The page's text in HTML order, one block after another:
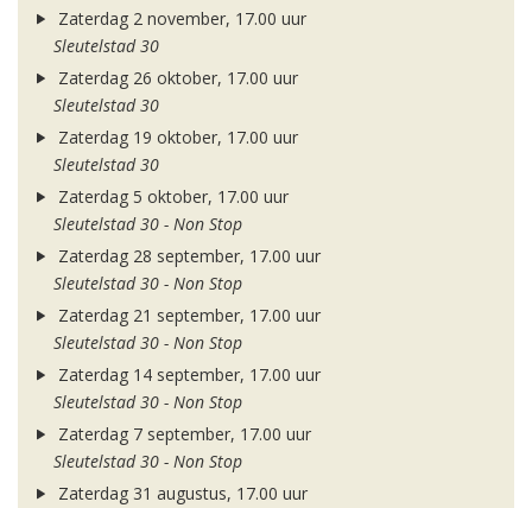
Zaterdag 2 november, 17.00 uur
Sleutelstad 30
Zaterdag 26 oktober, 17.00 uur
Sleutelstad 30
Zaterdag 19 oktober, 17.00 uur
Sleutelstad 30
Zaterdag 5 oktober, 17.00 uur
Sleutelstad 30 - Non Stop
Zaterdag 28 september, 17.00 uur
Sleutelstad 30 - Non Stop
Zaterdag 21 september, 17.00 uur
Sleutelstad 30 - Non Stop
Zaterdag 14 september, 17.00 uur
Sleutelstad 30 - Non Stop
Zaterdag 7 september, 17.00 uur
Sleutelstad 30 - Non Stop
Zaterdag 31 augustus, 17.00 uur